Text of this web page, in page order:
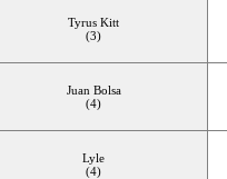
Tyrus Kitt
(3)
Juan Bolsa
(4)
Lyle
(4)